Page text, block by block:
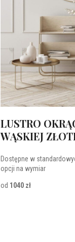
LUSTRO
WĄSKIEJ
Dostępne w
opcji na wymiar
od 1040 zł